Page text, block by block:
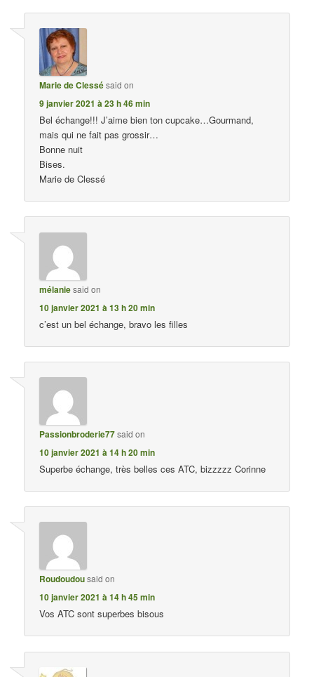
Marie de Clessésaid on
9 janvier 2021 à 23 h 46 min
Bel échange!!! J’aime bien ton cupcake…Gourmand,
mais qui ne fait pas grossir…
Bonne nuit
Bises.
Marie de Clessé
mélaniesaid on
10 janvier 2021 à 13 h 20 min
c’est un bel échange, bravo les filles
Passionbroderie77said on
10 janvier 2021 à 14 h 20 min
Superbe échange, très belles ces ATC, bizzzzz Corinne
Roudoudousaid on
10 janvier 2021 à 14 h 45 min
Vos ATC sont superbes bisous